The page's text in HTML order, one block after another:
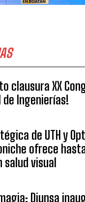
clausura XX
de Ingenierías!
de UTH y
ofrece
visual
Diunsa